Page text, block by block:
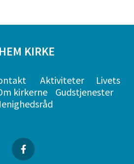
KIRKE
Aktiviteter
Livets
kirkerne
Gudstjenester